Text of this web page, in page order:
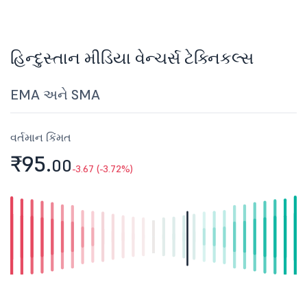
હિન્દુસ્તાન મીડિયા વેન્ચર્સ ટેક્નિકલ્સ
EMA અને SMA
વર્તમાન કિંમત
₹95.00-3.67 (-3.72%)